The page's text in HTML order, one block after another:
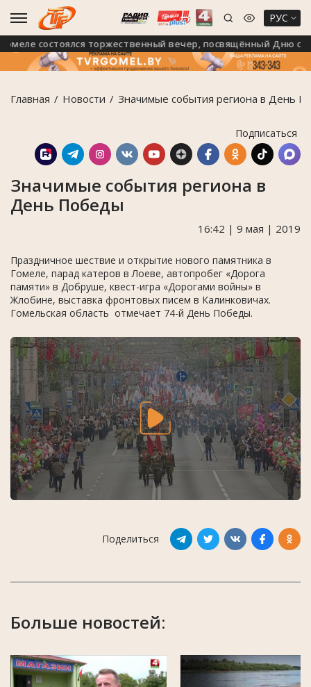
РУС
состоялся торжественный вечер, посвящённый Дню
Главная Новости Значимые события региона в День
Подписаться
Значимые события региона в
День Победы
16:42 | 9 мая | 2019
Праздничное шествие и открытие нового памятника в
Гомеле, парад катеров в Лоеве, автопробег «Дорога
памяти» в Добруше, квест-игра «Дорогами войны» в
Жлобине, выставка фронтовых писем в Калинковичах.
Гомельская область отмечает 74-й День Победы.
Поделиться
Больше новостей: